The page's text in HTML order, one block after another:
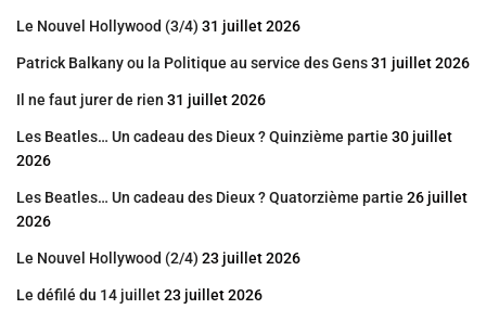
Le Nouvel Hollywood (3/4) 31 juillet 2026
Patrick Balkany ou la Politique au service des Gens31 juillet 2026
Il ne faut jurer de rien 31 juillet 2026
Les Beatles… Un cadeau des Dieux ? Quinzième partie 30 juillet
2026
Les Beatles… Un cadeau des Dieux ? Quatorzième partie 26 juillet
2026
Le Nouvel Hollywood (2/4) 23 juillet 2026
Le défilé du 14 juillet23 juillet 2026